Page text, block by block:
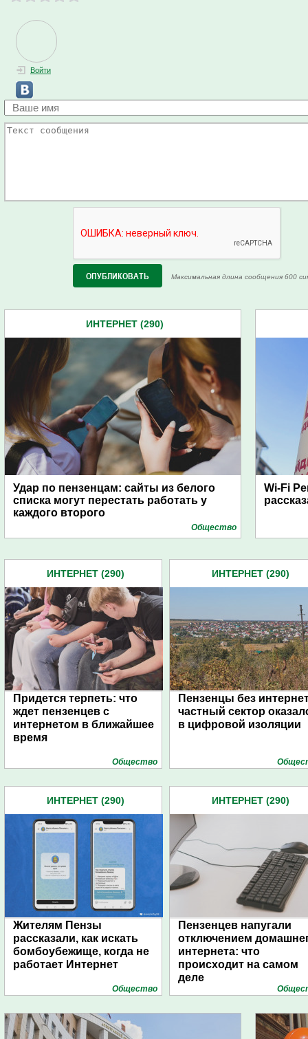
Войти
Максимальная длина сообщения 600
ИНТЕРНЕТ (290)
Удар по пензенцам: сайты из белого
списка могут перестать работать у
каждого второго
Общество
Wi-Fi
ИНТЕРНЕТ (290)
Придется терпеть: что
ждет пензенцев с
интернетом в ближайшее
время
Общество
ИНТЕРНЕТ (290)
Пензенцы без
частный сектор
в цифровой изоляции
ИНТЕРНЕТ (290)
Жителям Пензы
рассказали, как искать
бомбоубежище, когда не
работает Интернет
Общество
ИНТЕРНЕТ (290)
Пензенцев напугали
отключением
интернета: что
происходит на самом
деле